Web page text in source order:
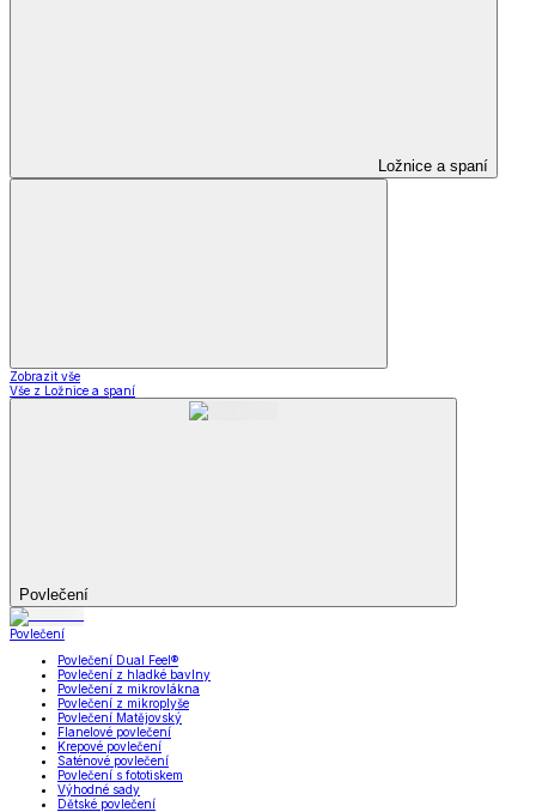
Ložnice a spaní
Zobrazit vše
Vše z Ložnice a spaní
Povlečení
Povlečení
Povlečení Dual Feel®
Povlečení z hladké bavlny
Povlečení z mikrovlákna
Povlečení z mikroplyše
Povlečení Matějovský
Flanelové povlečení
Krepové povlečení
Saténové povlečení
Povlečení s fototiskem
Výhodné sady
Dětské povlečení